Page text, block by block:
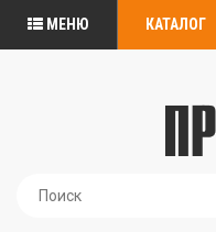
МЕНЮ КАТАЛОГ